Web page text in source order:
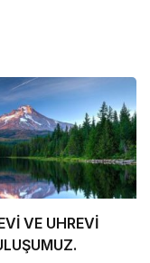
VE UHREVİ